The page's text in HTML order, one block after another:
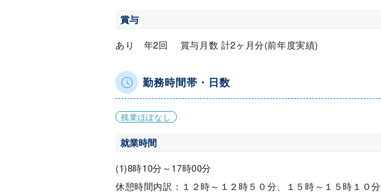
賞与
あり 年2回 賞与月数 計2ヶ月分(前年度実績)
勤務時間帯・日数
残業ほぼなし
就業時間
(1)8時10分～17時00分
休憩時間内訳：１２時～１２時５０分、１５時～１５時１０分